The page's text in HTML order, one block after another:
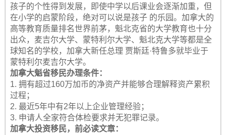
孩子的个性得到发展，即使中学以后课业会逐渐加重，但
在小学的启蒙阶段，绝对可以说是孩子 的乐园。加拿大的
高等教育质量排名世界前茅，魁北克省的大学教育也十分
出众，麦吉尔大学、蒙特利尔大学、魁北克大学等都是全
球知名的学校，加拿大新任总理 贾斯廷·特鲁多就毕业于
蒙特利尔麦吉尔大学。
加拿大魁省移民办理条件：
1. 拥有超过160万加币的净资产并能够合理解释资产累积
过程；
2. 最近5年中有2年以上企业管理经验；
3. 申请人全家符合体检要求并无犯罪记录。
加拿大投资移民，前必读文章：